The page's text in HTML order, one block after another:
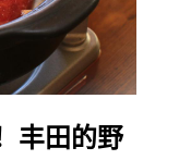
丰田的野